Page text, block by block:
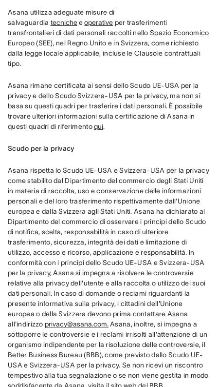
Asana utilizza adeguate misure di
salvaguardia tecniche e operative per trasferimenti
transfrontalieri di dati personali raccolti nello Spazio Economico
Europeo (SEE), nel Regno Unito e in Svizzera, come richiesto
dalla legge locale applicabile, incluse le Clausole contrattuali
tipo.
Asana rimane certificata ai sensi dello Scudo UE-USA per la
privacy e dello Scudo Svizzera-USA per la privacy, ma non si
basa su questi quadri per trasferire i dati personali. È possibile
trovare ulteriori informazioni sulla certificazione di Asana in
questi quadri di riferimento qui.
Scudo per la privacy
Asana rispetta lo Scudo UE-USA e Svizzera-USA per la privacy
come stabilito dal Dipartimento del commercio degli Stati Uniti
in materia di raccolta, uso e conservazione delle informazioni
personali e del loro trasferimento rispettivamente dall'Unione
europea e dalla Svizzera agli Stati Uniti. Asana ha dichiarato al
Dipartimento del commercio di osservare i principi dello Scudo
di notifica, scelta, responsabilità in caso di ulteriore
trasferimento, sicurezza, integrità dei dati e limitazione di
utilizzo, accesso e ricorso, applicazione e responsabilità. In
conformità con i principi dello Scudo UE-USA e Svizzera-USA
per la privacy, Asana si impegna a risolvere le controversie
relative alla privacy dell'utente e alla raccolta o utilizzo dei suoi
dati personali. In caso di domande o reclami riguardanti la
presente informativa sulla privacy, i cittadini dell'Unione
europea o della Svizzera devono prima contattare Asana
all'indirizzo privacy@asana.com. Asana, inoltre, si impegna a
sottoporre le controversie e i reclami irrisolti all'attenzione di un
organismo indipendente per la risoluzione delle controversie, il
Better Business Bureau (BBB), come previsto dallo Scudo UE-
USA e Svizzera-USA per la privacy. Se non ricevi un riscontro
tempestivo alla tua segnalazione o se non viene gestita in modo